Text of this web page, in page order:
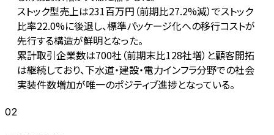
ストック型売上は231百万円（前期比27.2%減）でストック
比率22.0%に後退し、標準パッケージ化への移行コストが
先行する構造が鮮明となった。
累計取引企業数は700社（前期末比128社増）と顧客開拓
は継続しており、下水道・建設・電力インフラ分野での社会
実装件数増加が唯一のポジティブ進捗となっている。
02